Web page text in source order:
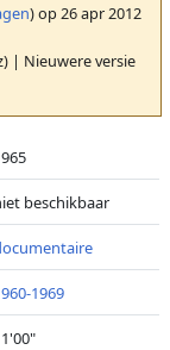
)op 26 apr 2012
| Nieuwere versie
beschikbaar
1969